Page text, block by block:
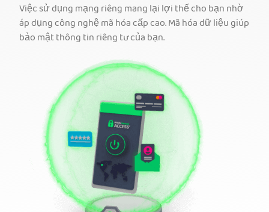
Việc sử dụng mạng riêng mang lại lợi thế cho bạn nhờ
áp dụng công nghệ mã hóa cấp cao. Mã hóa dữ liệu giúp
bảo mật thông tin riêng tư của bạn.